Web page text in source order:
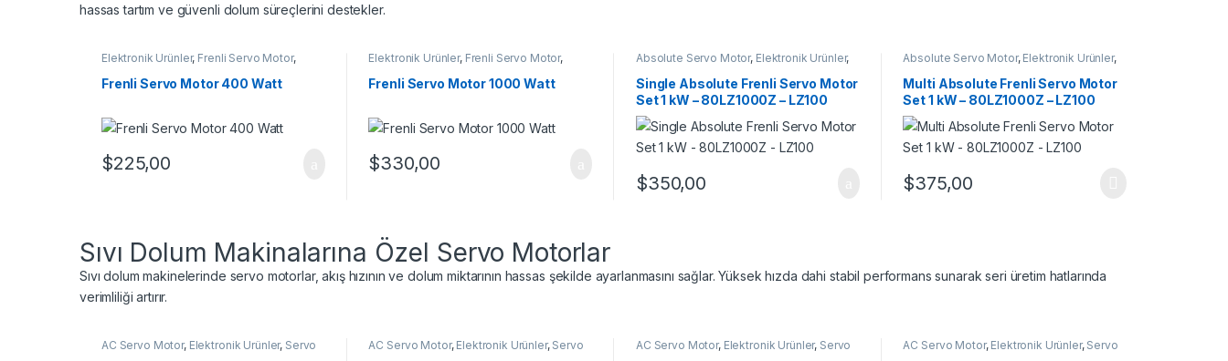
hassas tartım ve güvenli dolum süreçlerini destekler.
Elektronik Ürünler, Frenli Servo Motor,
Frenli Servo Motor 400 Watt
$225,00
Elektronik Ürünler, Frenli Servo Motor,
Frenli Servo Motor 1000 Watt
$330,00
Absolute Servo Motor, Elektronik Ürünler,
Single Absolute Frenli Servo Motor
Set 1 kW – 80LZ1000Z – LZ100
$350,00
Absolute Servo Motor, Elektronik Ürünler,
Multi Absolute Frenli Servo Motor
Set 1 kW – 80LZ1000Z – LZ100
$375,00
Sıvı Dolum Makinalarına Özel Servo Motorlar
Sıvı dolum makinelerinde servo motorlar, akış hızının ve dolum miktarının hassas şekilde ayarlanmasını sağlar. Yüksek hızda dahi stabil performans sunarak seri üretim hatlarında
verimliliği artırır.
AC Servo Motor, Elektronik Ürünler, Servo
AC Servo Motor, Elektronik Ürünler, Servo
AC Servo Motor, Elektronik Ürünler, Servo
AC Servo Motor, Elektronik Ürünler, Servo